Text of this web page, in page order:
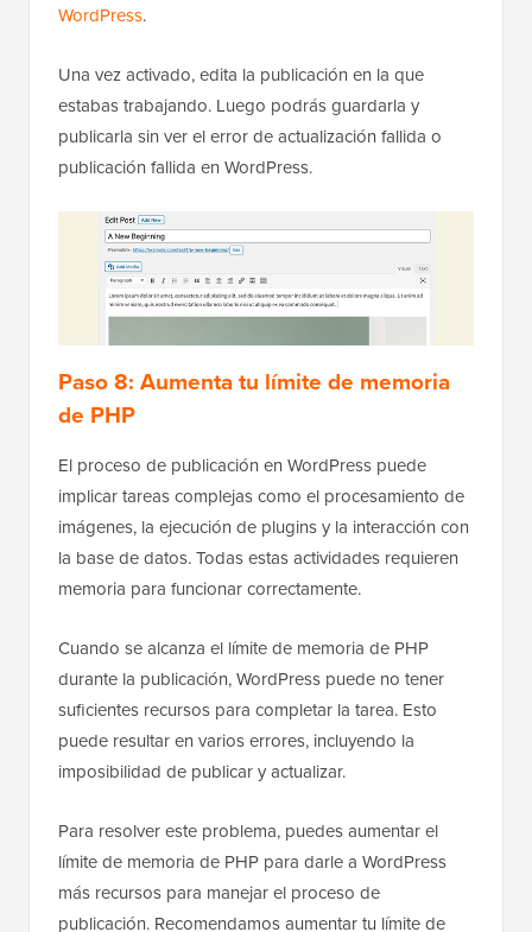
WordPress.
Una vez activado, edita la publicación en la que
estabas trabajando. Luego podrás guardarla y
publicarla sin ver el error de actualización fallida o
publicación fallida en WordPress.
Paso 8: Aumenta tu límite de memoria
de PHP
El proceso de publicación en WordPress puede
implicar tareas complejas como el procesamiento de
imágenes, la ejecución de plugins y la interacción con
la base de datos. Todas estas actividades requieren
memoria para funcionar correctamente.
Cuando se alcanza el límite de memoria de PHP
durante la publicación, WordPress puede no tener
suficientes recursos para completar la tarea. Esto
puede resultar en varios errores, incluyendo la
imposibilidad de publicar y actualizar.
Para resolver este problema, puedes aumentar el
límite de memoria de PHP para darle a WordPress
más recursos para manejar el proceso de
publicación. Recomendamos aumentar tu límite de